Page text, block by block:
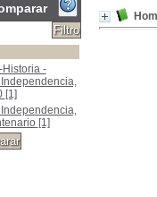
-Guerra de Independencia,
-
[1]
1810--Centenario
[1]